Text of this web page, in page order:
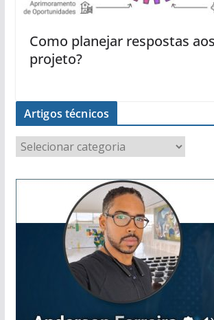
Como planejar respostas
projeto?
Artigos técnicos
r
t